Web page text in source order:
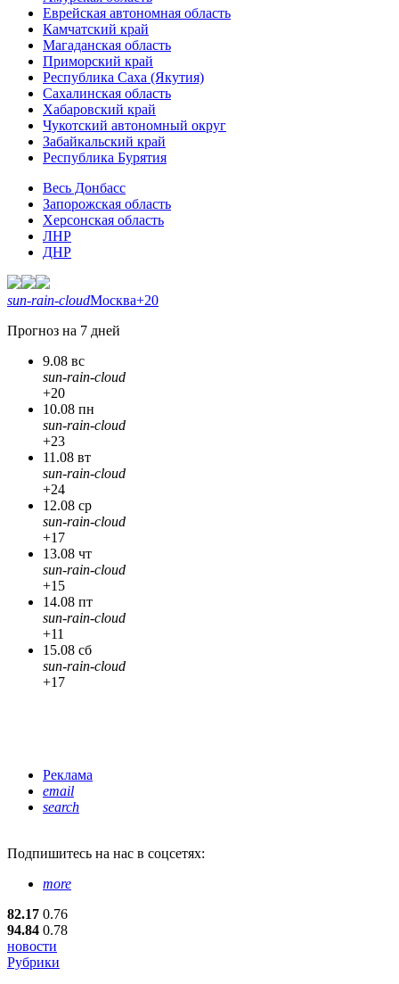
Еврейская автономная область
Камчатский край
Магаданская область
Приморский край
Республика Саха (Якутия)
Сахалинская область
Хабаровский край
Чукотский автономный округ
Забайкальский край
Республика Бурятия
Весь Донбасс
Запорожская область
Херсонская область
ЛНР
ДНР
sun-rain-cloudМосква+20
Прогноз на 7 дней
9.08 вс
sun-rain-cloud
+20
10.08 пн
sun-rain-cloud
+23
11.08 вт
sun-rain-cloud
+24
12.08 ср
sun-rain-cloud
+17
13.08 чт
sun-rain-cloud
+15
14.08 пт
sun-rain-cloud
+11
15.08 сб
sun-rain-cloud
+17
Реклама
email
search
Подпишитесь на нас в соцсетях:
more
82.17 0.76
94.84 0.78
новости
Рубрики